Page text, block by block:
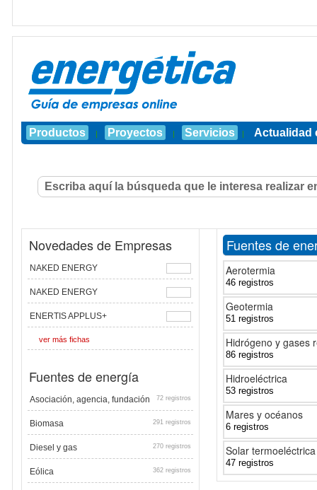
Productos | Proyectos | Servicios | Actualidad
Novedades de Empresas
NAKED ENERGY
NAKED ENERGY
ENERTIS APPLUS+
ver más fichas
Fuentes de energía
Asociación, agencia, fundación 72 registros
Biomasa 291 registros
Diesel y gas 270 registros
Eólica 362 registros
Fuentes de
Aerotermia
46 registros
Geotermia
51 registros
Hidrógeno y gases
86 registros
Hidroeléctrica
53 registros
Mares y océanos
6 registros
Solar termoeléctrica
47 registros